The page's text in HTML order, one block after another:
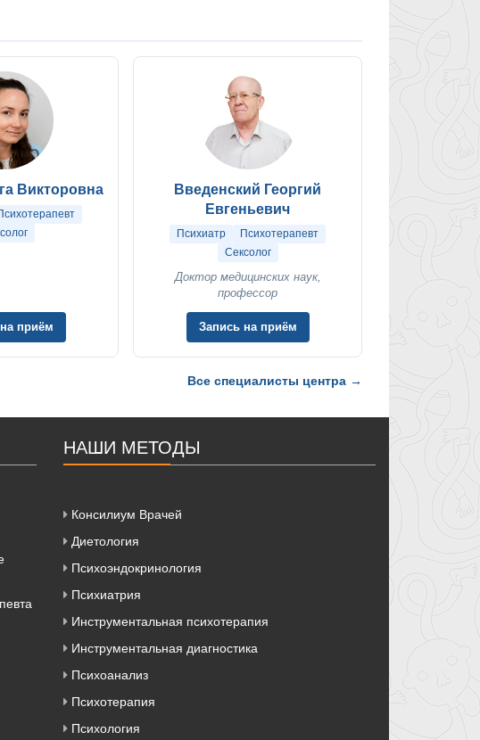
Викторовна
приём
Введенский Георгий
Евгеньевич
Психиатр
Психотерапевт
Сексолог
Доктор медицинских наук,
профессор
Запись на приём
Все специалисты центра →
НАШИ МЕТОДЫ
Консилиум Врачей
Диетология
Психоэндокринология
Психиатрия
Инструментальная психотерапия
Инструментальная диагностика
Психоанализ
Психотерапия
Психология